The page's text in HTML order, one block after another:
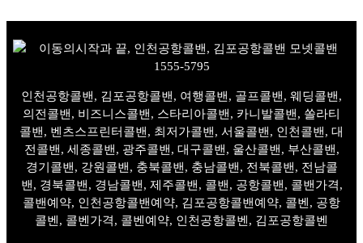
인천공항콜밴, 김포공항콜밴, 여행콜밴, 골프콜밴, 웨딩콜밴,
의전콜밴, 비즈니스콜밴, 스타리아콜밴, 카니발콜밴, 쏠라티
콜밴, 벤츠스프린터콜밴, 최저가콜밴, 서울콜밴, 인천콜밴, 대
전콜밴, 세종콜밴, 광주콜밴, 대구콜밴, 울산콜밴, 부산콜밴,
경기콜밴, 강원콜밴, 충북콜밴, 충남콜밴, 전북콜밴, 전남콜
밴, 경북콜밴, 경남콜밴, 제주콜밴, 콜밴, 공항콜밴, 콜밴가격,
콜밴예약, 인천공항콜밴예약, 김포공항콜밴예약, 콜벤, 공항
콜벤, 콜벤가격, 콜벤예약, 인천공항콜벤, 김포공항콜벤